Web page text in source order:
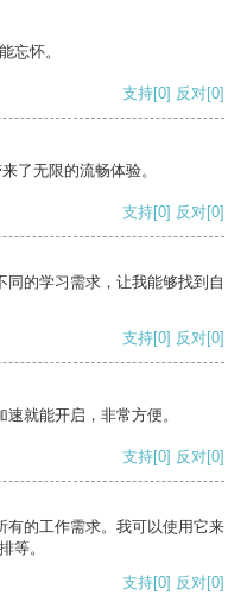
忘怀。
支持[0] 反对[0]
了无限的流畅体验。
支持[0] 反对[0]
的学习需求，让我能够找到自
支持[0] 反对[0]
就能开启，非常方便。
支持[0] 反对[0]
有的工作需求。我可以使用它来
等。
支持[0] 反对[0]